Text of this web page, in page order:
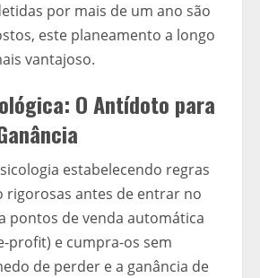
por mais de um ano são
este planeamento a longo
vantajoso.
O Antídoto para
estabelecendo regras
rigorosas antes de entrar no
pontos de venda automática
profit) e cumpra-os sem
de perder e a ganância de